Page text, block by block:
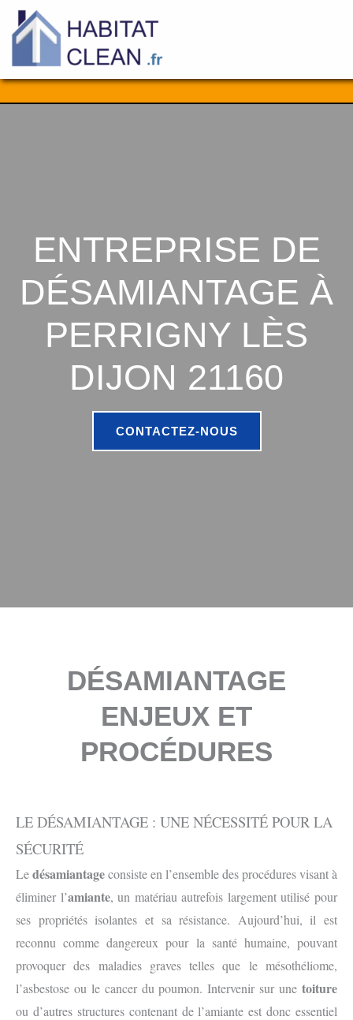
Aller
ENTREPRISE DE
DÉSAMIANTAGE À
PERRIGNY LÈS
DIJON 21160
CONTACTEZ-NOUS
DÉSAMIANTAGE
ENJEUX ET
PROCÉDURES
LE DÉSAMIANTAGE : UNE NÉCESSITÉ POUR LA
SÉCURITÉ
Ledésamiantageconsiste en l’ensemble des procédures visant à
éliminer l’amiante, un matériau autrefois largement utilisé pour
ses propriétés isolantes et sa résistance. Aujourd’hui, il est
reconnu comme dangereux pour la santé humaine, pouvant
provoquer des maladies graves telles que le mésothéliome,
l’asbestose ou le cancer du poumon. Intervenir sur une toiture
ou d’autres structures contenant de l’amiante est donc essentiel